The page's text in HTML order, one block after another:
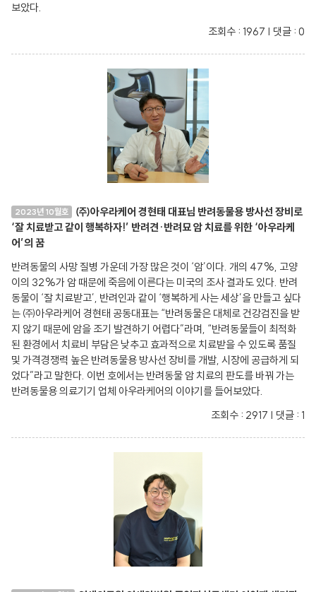
보았다.
조회수 : 1967 | 댓글 : 0
2023년 10월호
㈜아우라케어 경현태 대표님 반려동물용 방사선 장비로
‘잘 치료받고 같이 행복하자!’ 반려견·반려묘 암 치료를 위한 ‘아우라케
어’의 꿈
반려동물의 사망 질병 가운데 가장 많은 것이 ‘암’이다. 개의 47%, 고양
이의 32%가 암 때문에 죽음에 이른다는 미국의 조사 결과도 있다. 반려
동물이 ‘잘 치료받고’, 반려인과 같이 ‘행복하게 사는 세상’을 만들고 싶다
는 ㈜아우라케어 경현태 공동대표는 “반려동물은 대체로 건강검진을 받
지 않기 때문에 암을 조기 발견하기 어렵다”라며, “반려동물들이 최적화
된 환경에서 치료비 부담은 낮추고 효과적으로 치료받을 수 있도록 품질
및 가격경쟁력 높은 반려동물용 방사선 장비를 개발, 시장에 공급하게 되
었다”라고 말한다. 이번 호에서는 반려동물 암 치료의 판도를 바꿔 가는
반려동물용 의료기기 업체 아우라케어의 이야기를 들어보았다.
조회수 : 2917 | 댓글 : 1